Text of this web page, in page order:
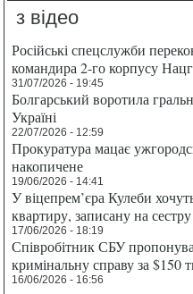
з відео
Російські спецслужби
командира 2-го корпусу
31/07/2026 - 19:45
Болгарський воротила
Україні
22/07/2026 - 12:59
Прокуратура мацає
накопичене
19/06/2026 - 14:41
У віцепрем’єра Кулеби
квартиру, записану на сестру
17/06/2026 - 18:19
Співробітник СБУ
кримінальну справу за $150
16/06/2026 - 16:56